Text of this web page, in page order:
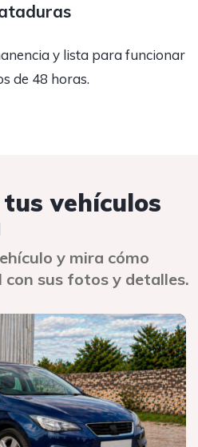
y lista para funcionar
de 48 horas.
vehículos
y mira cómo
con sus fotos y detalles.